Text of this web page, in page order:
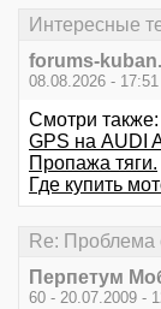
Интересные
forums-
08.08.2026 - 17:51
Смотри также:
GPS на AUDI
Пропажа тяги.
Где купить
Re:
Перпетум
60 - 20.07.2009 -